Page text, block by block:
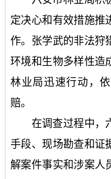
定决心和有效措施推
作。张学武的非法狩
环境和生物多样性造
林业局迅速行动，
赔。
在调查过程中，
手段、现场勘查和证
解案件事实和涉案人